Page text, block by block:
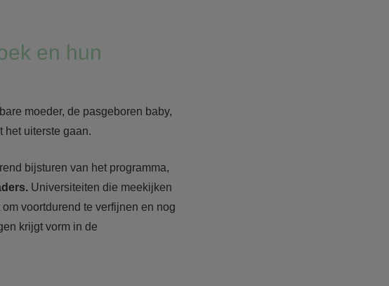
en hun
moeder, de pasgeboren baby,
het uiterste gaan.
bijsturen van het programma,
Universiteiten die meekijken
voortdurend te verfijnen en nog
krijgt vorm in de